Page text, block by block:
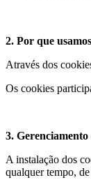
2. Por que
Através dos
Os cookies
3. Gerenciamento
A instalação dos
qualquer tempo,